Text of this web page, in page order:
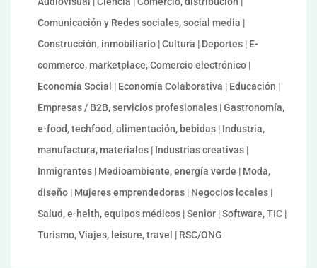
Comunicación y Redes sociales, social media |
Construcción, inmobiliario | Cultura | Deportes | E-
commerce, marketplace, Comercio electrónico |
Economía Social | Economía Colaborativa | Educación |
Empresas / B2B, servicios profesionales | Gastronomía,
e-food, techfood, alimentación, bebidas | Industria,
manufactura, materiales | Industrias creativas |
Inmigrantes | Medioambiente, energía verde | Moda,
diseño | Mujeres emprendedoras | Negocios locales |
Salud, e-helth, equipos médicos | Senior | Software, TIC |
Turismo, Viajes, leisure, travel | RSC/ONG